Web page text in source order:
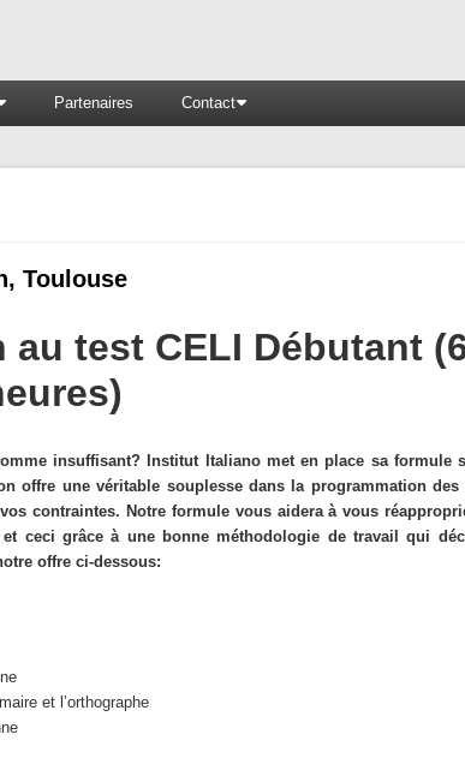
Partenaires Contact
Toulouse
test CELI Débutant
insuffisant? Institut Italiano met en place sa formule
offre une véritable souplesse dans la programmation des
contraintes. Notre formule vous aidera à vous
ceci grâce à une bonne méthodologie de travail qui
offre ci-dessous:
et l’orthographe